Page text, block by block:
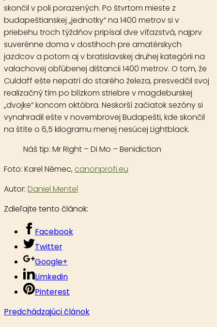
skončil v poli porazených. Po štvrtom mieste z
budapeštianskej „jednotky“ na 1400 metrov si v
priebehu troch týždňov pripísal dve víťazstvá, najprv
suverénne doma v dostihoch pre amatérskych
jazdcov a potom aj v bratislavskej druhej kategórii na
valachovej obľúbenej dištancii 1400 metrov. O tom, že
Culdaff ešte nepatrí do starého železa, presvedčil svoj
realizačný tím po blízkom striebre v magdeburskej
„dvojke“ koncom októbra. Neskorší začiatok sezóny si
vynahradil ešte v novembrovej Budapešti, kde skončil
na štíte o 6,5 kilogramu menej nesúcej Lightblack.
Náš tip: Mr Right – Di Mo – Benidiction
Foto: Karel Němec, canonprofi.eu
Autor: Daniel Mentel
Zdieľajte tento článok:
Facebook
Twitter
Google+
Limkedin
Pinterest
Predchádzajúci článok